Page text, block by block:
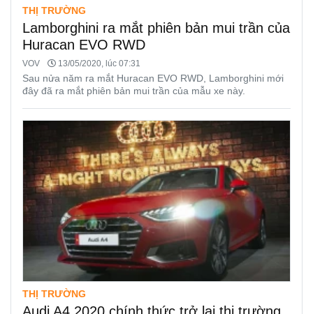
THỊ TRƯỜNG
Lamborghini ra mắt phiên bản mui trần của
Huracan EVO RWD
VOV 13/05/2020, lúc 07:31
Sau nửa năm ra mắt Huracan EVO RWD, Lamborghini mới
đây đã ra mắt phiên bản mui trần của mẫu xe này.
THỊ TRƯỜNG
Audi A4 2020 chính thức trở lại thị trường